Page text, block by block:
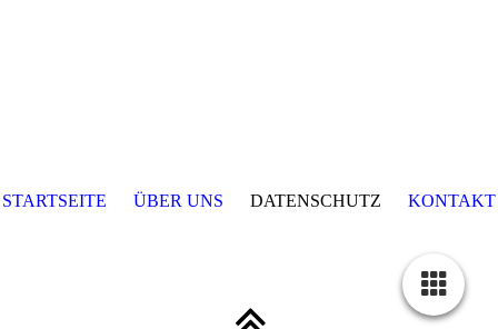
STARTSEITE ÜBER UNS DATENSCHUTZ KONTAKT